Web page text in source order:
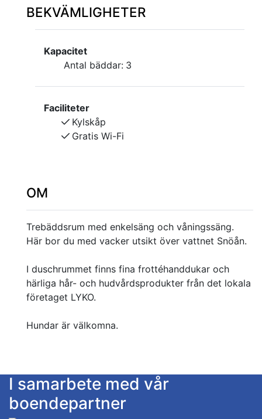
BEKVÄMLIGHETER
Kapacitet
Antal bäddar: 3
Faciliteter
Kylskåp
Gratis Wi-Fi
OM
Trebäddsrum med enkelsäng och våningssäng.
Här bor du med vacker utsikt över vattnet Snöån.
I duschrummet finns fina frottéhanddukar och
härliga hår- och hudvårdsprodukter från det lokala
företaget LYKO.
Hundar är välkomna.
I samarbete med vår
boendepartner